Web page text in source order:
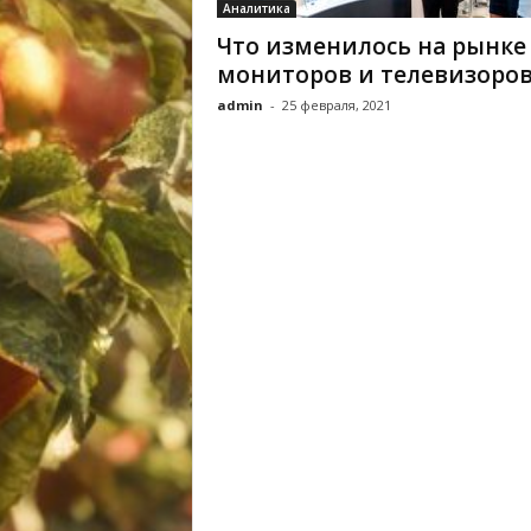
Аналитика
Что изменилось на рынке
мониторов и
admin - 25 февраля, 2021